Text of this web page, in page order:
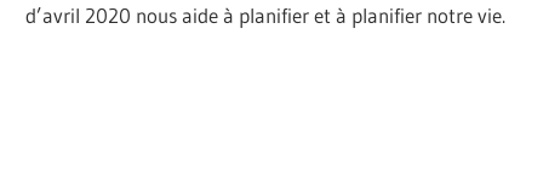
d’avril 2020 nous aide à planifier et à planifier notre vie.